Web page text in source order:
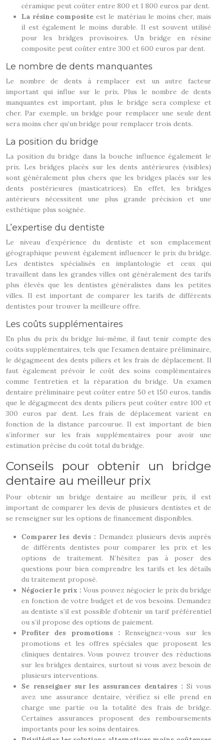
céramique peut coûter entre 800 et 1 800 euros par dent.
La résine compositeest le matériau le moins cher, mais
il est également le moins durable. Il est souvent utilisé
pour les bridges provisoires. Un bridge en résine
composite peut coûter entre 300 et 600 euros par dent.
Le nombre de dents manquantes
Le nombre de dents à remplacer est un autre facteur
important qui influe sur le prix. Plus le nombre de dents
manquantes est important, plus le bridge sera complexe et
cher. Par exemple, un bridge pour remplacer une seule dent
sera moins cher qu’un bridge pour remplacer trois dents.
La position du bridge
La position du bridge dans la bouche influence également le
prix. Les bridges placés sur les dents antérieures (visibles)
sont généralement plus chers que les bridges placés sur les
dents postérieures (masticatrices). En effet, les bridges
antérieurs nécessitent une plus grande précision et une
esthétique plus soignée.
L’expertise du dentiste
Le niveau d’expérience du dentiste et son emplacement
géographique peuvent également influencer le prix du bridge.
Les dentistes spécialisés en implantologie et ceux qui
travaillent dans les grandes villes ont généralement des tarifs
plus élevés que les dentistes généralistes dans les petites
villes. Il est important de comparer les tarifs de différents
dentistes pour trouver la meilleure offre.
Les coûts supplémentaires
En plus du prix du bridge lui-même, il faut tenir compte des
coûts supplémentaires, tels que l’examen dentaire préliminaire,
le dégagmeent des dents piliers et les frais de déplacement. Il
faut également prévoir le coût des soins complémentaires
comme l’entretien et la réparation du bridge. Un examen
dentaire préliminaire peut coûter entre 50 et 150 euros, tandis
que le dégagmeent des dents piliers peut coûter entre 100 et
300 euros par dent. Les frais de déplacement varient en
fonction de la distance parcourue. Il est important de bien
s’informer sur les frais supplémentaires pour avoir une
estimation précise du coût total du bridge.
Conseils pour obtenir un bridge
dentaire au meilleur prix
Pour obtenir un bridge dentaire au meilleur prix, il est
important de comparer les devis de plusieurs dentistes et de
se renseigner sur les options de financement disponibles.
Comparer les devis : Demandez plusieurs devis auprès
de différents dentistes pour comparer les prix et les
options de traitement. N’hésitez pas à poser des
questions pour bien comprendre les tarifs et les détails
du traitement proposé.
Négocier le prix : Vous pouvez négocier le prix du bridge
en fonction de votre budget et de vos besoins. Demandez
au dentiste s’il est possible d’obtenir un tarif préférentiel
ou s’il propose des options de paiement.
Profiter des promotions : Renseignez-vous sur les
promotions et les offres spéciales que proposent les
cliniques dentaires. Vous pouvez trouver des réductions
sur les bridges dentaires, surtout si vous avez besoin de
plusieurs interventions.
Se renseigner sur les assurances dentaires :Si vous
avez une assurance dentaire, vérifiez si elle prend en
charge une partie ou la totalité des frais de bridge.
Certaines assurances proposent des remboursements
importants pour les soins dentaires.